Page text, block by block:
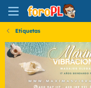
Etiquetas